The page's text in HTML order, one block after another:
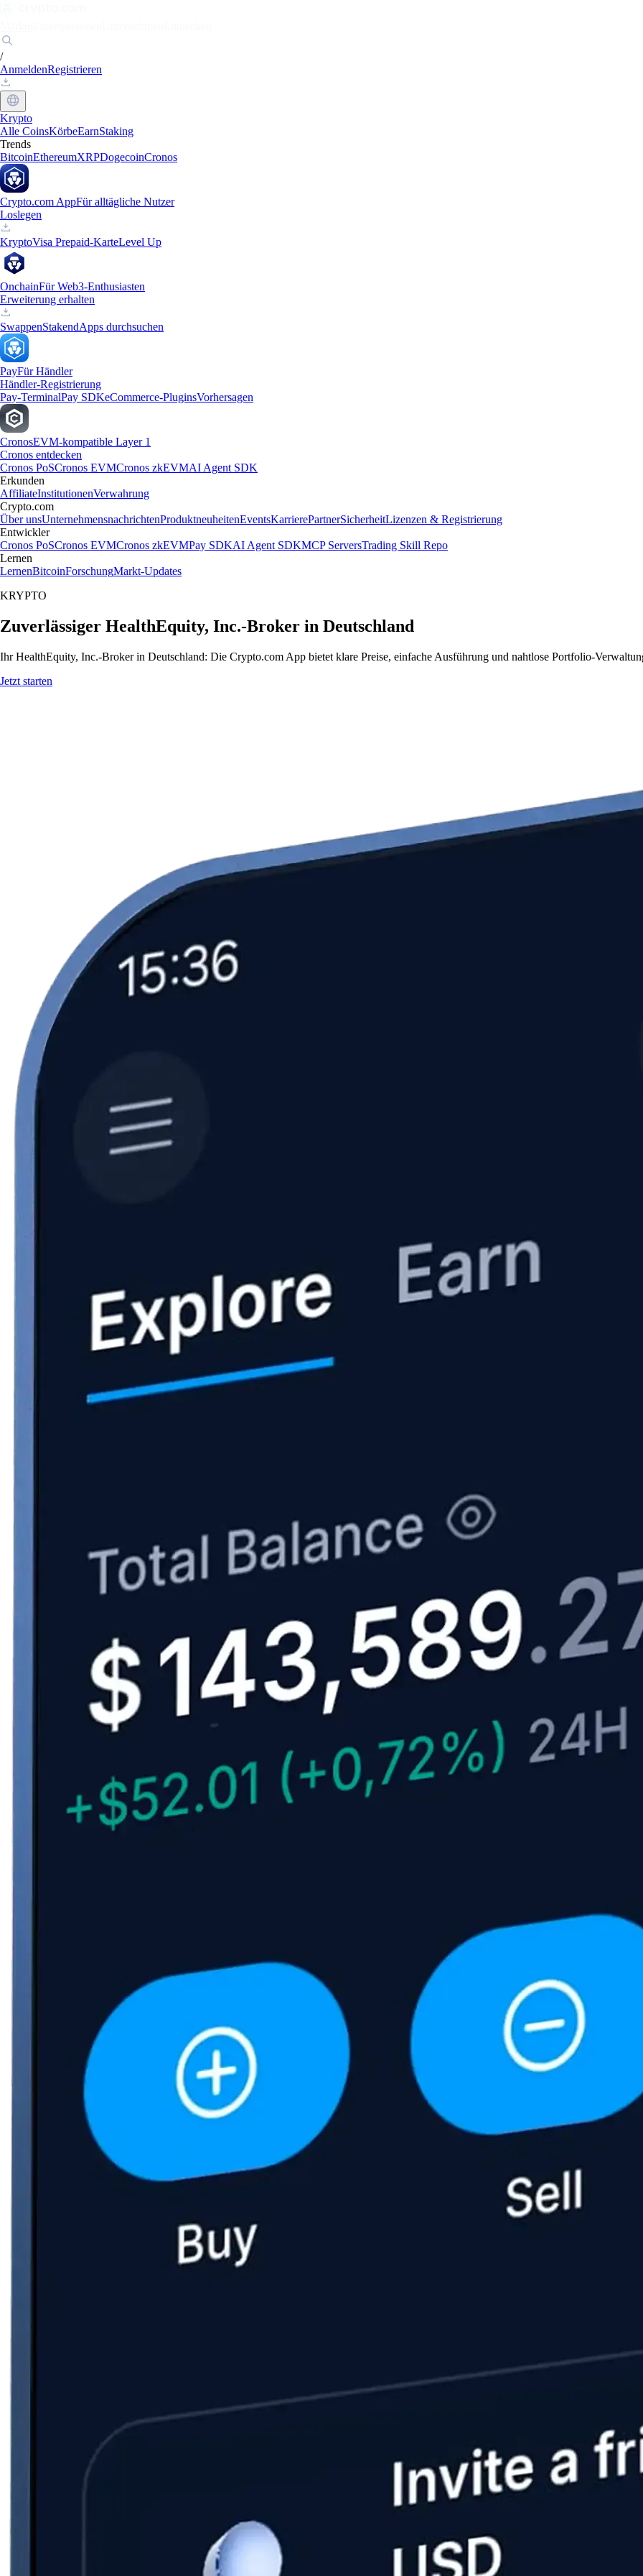
/
AnmeldenRegistrieren
Krypto
Alle CoinsKörbeEarnStaking
Trends
BitcoinEthereumXRPDogecoinCronos
Crypto.com AppFür alltägliche Nutzer
Loslegen
KryptoVisa Prepaid-KarteLevel Up
OnchainFür Web3-Enthusiasten
Erweiterung erhalten
SwappenStakendApps durchsuchen
PayFür Händler
Händler-Registrierung
Pay-TerminalPay SDKeCommerce-PluginsVorhersagen
CronosEVM-kompatible Layer 1
Cronos entdecken
Cronos PoSCronos EVMCronos zkEVMAI Agent SDK
Erkunden
AffiliateInstitutionenVerwahrung
Crypto.com
Über unsUnternehmensnachrichtenProduktneuheitenEventsKarrierePartnerSicherheitLizenzen & Registrierung
Entwickler
Cronos PoSCronos EVMCronos zkEVMPay SDKAI Agent SDKMCP ServersTrading Skill Repo
Lernen
LernenBitcoinForschungMarkt-Updates
KRYPTO
Zuverlässiger HealthEquity, Inc.-Broker in Deutschland
Ihr HealthEquity, Inc.-Broker in Deutschland: Die Crypto.com App bietet klare Preise, einfache Ausführung und nahtlose Portfolio-
Jetzt starten